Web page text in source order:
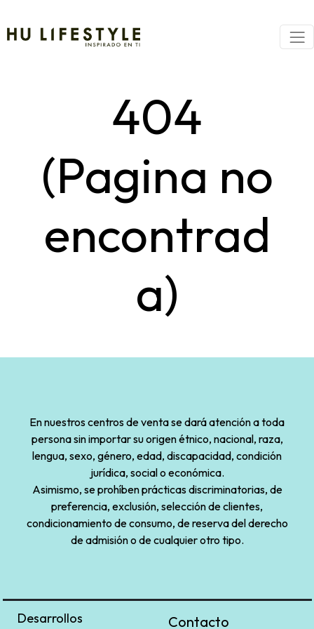
404
(Pagina no
encontrad
a)
En nuestros centros de venta se dará atención a toda
persona sin importar su origen étnico, nacional, raza,
lengua, sexo, género, edad, discapacidad, condición
jurídica, social o económica.
Asimismo, se prohíben prácticas discriminatorias, de
preferencia, exclusión, selección de clientes,
condicionamiento de consumo, de reserva del derecho
de admisión o de cualquier otro tipo.
Desarrollos Contacto